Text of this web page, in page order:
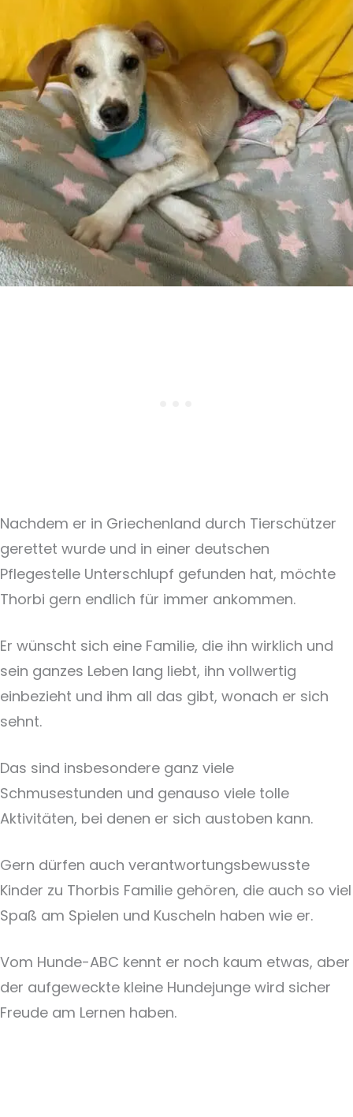
Nachdem er in Griechenland durch Tierschützer
gerettet wurde und in einer deutschen
Pflegestelle Unterschlupf gefunden hat, möchte
Thorbi gern endlich für immer ankommen.
Er wünscht sich eine Familie, die ihn wirklich und
sein ganzes Leben lang liebt, ihn vollwertig
einbezieht und ihm all das gibt, wonach er sich
sehnt.
Das sind insbesondere ganz viele
Schmusestunden und genauso viele tolle
Aktivitäten, bei denen er sich austoben kann.
Gern dürfen auch verantwortungsbewusste
Kinder zu Thorbis Familie gehören, die auch so viel
Spaß am Spielen und Kuscheln haben wie er.
Vom Hunde-ABC kennt er noch kaum etwas, aber
der aufgeweckte kleine Hundejunge wird sicher
Freude am Lernen haben.